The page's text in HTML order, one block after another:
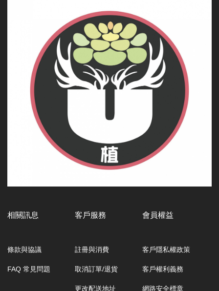
相關訊息
條款與協議
FAQ 常見問題
客戶服務
註冊與消費
取消訂單/退貨
更改配送地址
會員權益
客戶隱私權政策
客戶權利義務
網路安全標章